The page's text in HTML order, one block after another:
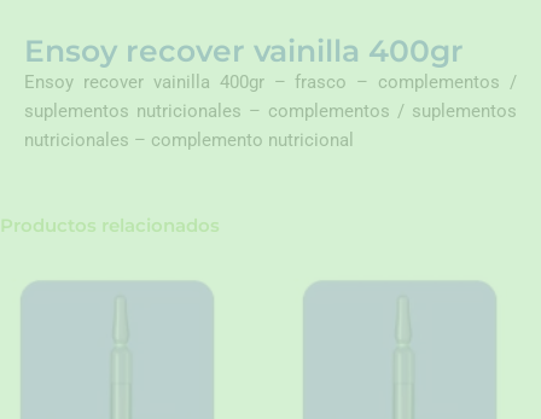
Ensoy recover vainilla 400gr
Ensoy recover vainilla 400gr – frasco – complementos /
suplementos nutricionales – complementos / suplementos
nutricionales – complemento nutricional
Productos relacionados